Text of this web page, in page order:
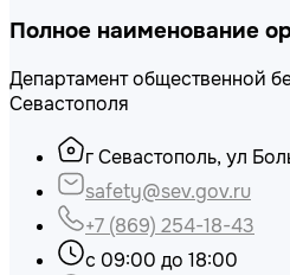
Полное наименование
Департамент общественной
Севастополя
г Севастополь, ул
safety@sev.gov.ru
+7 (869) 254-18-43
с 09:00 до 18:00